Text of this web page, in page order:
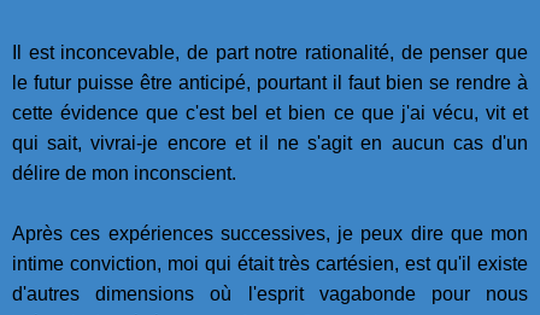
Il est inconcevable, de part notre rationalité, de penser que
le futur puisse être anticipé, pourtant il faut bien se rendre à
cette évidence que c'est bel et bien ce que j'ai vécu, vit et
qui sait, vivrai-je encore et il ne s'agit en aucun cas d'un
délire de mon inconscient.
Après ces expériences successives, je peux dire que mon
intime conviction, moi qui était très cartésien, est qu'il existe
d'autres dimensions où l'esprit vagabonde pour nous